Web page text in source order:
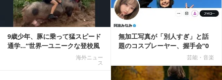
9歳少年、豚に乗って猛スピード
通学…“世界一ユニークな登校風
海外ニュー
ス
無加工写真が「別人すぎ」と話
題のコスプレーヤー、握手会“0
芸能・音楽